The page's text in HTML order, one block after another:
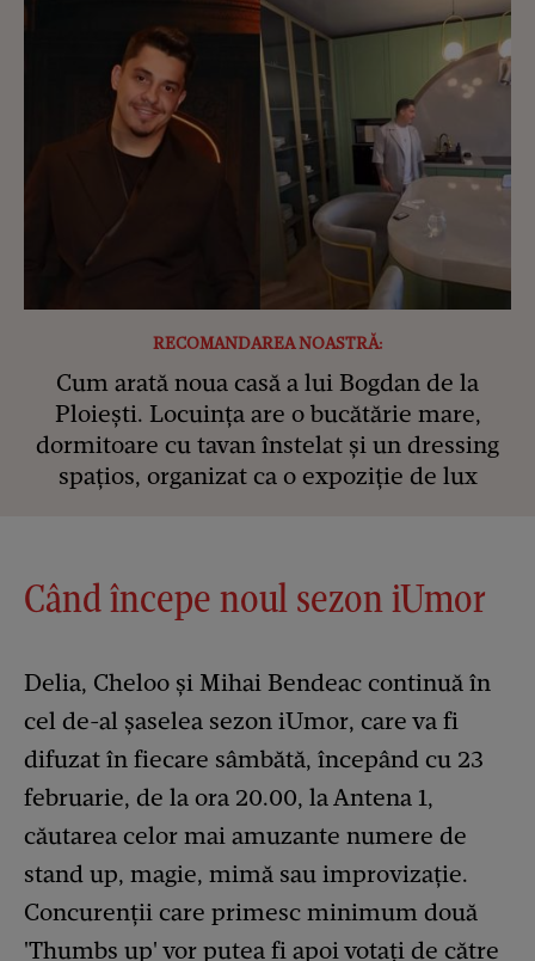
RECOMANDAREA NOASTRĂ:
Cum arată noua casă a lui Bogdan de la
Ploiești. Locuința are o bucătărie mare,
dormitoare cu tavan înstelat și un dressing
spațios, organizat ca o expoziție de lux
Când începe noul sezon iUmor
Delia, Cheloo și Mihai Bendeac continuă în
cel de-al șaselea sezon iUmor, care va fi
difuzat în fiecare sâmbătă, începând cu 23
februarie, de la ora 20.00, la Antena 1,
căutarea celor mai amuzante numere de
stand up, magie, mimă sau improvizație.
Concurenții care primesc minimum două
'Thumbs up' vor putea fi apoi votaţi de către